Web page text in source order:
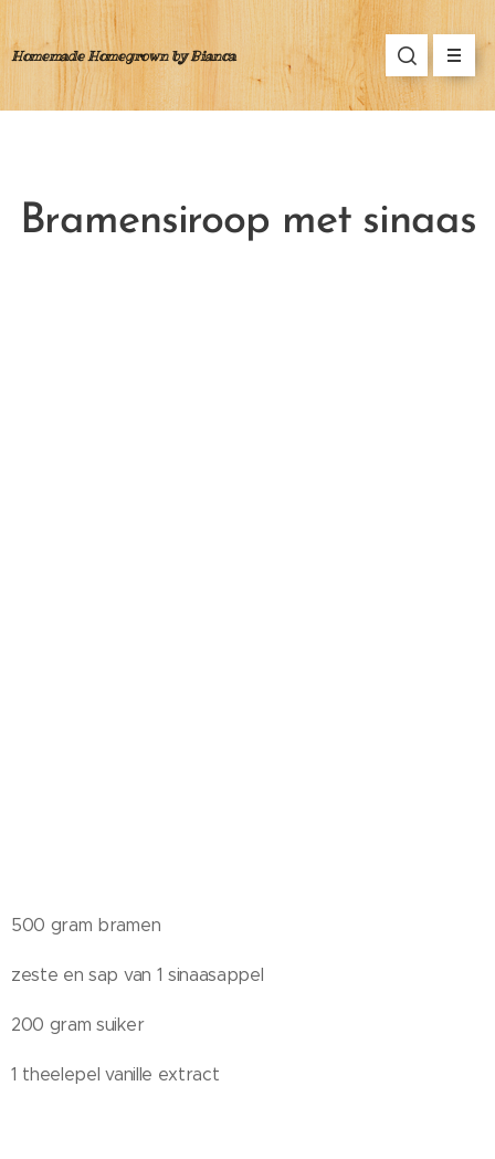
Homemade Homegrown by Bianca
Bramensiroop met sinaas
500 gram bramen
zeste en sap van 1 sinaasappel
200 gram suiker
1 theelepel vanille extract